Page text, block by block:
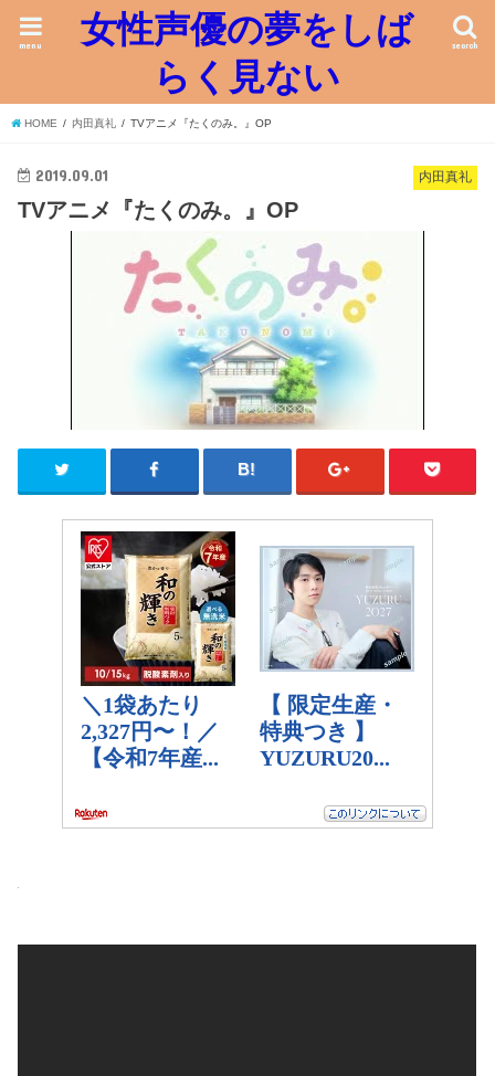
女性声優の夢をしば
らく見ない
search
menu
HOME 内田真礼 TVアニメ『たくのみ。』OP
内田真礼
2019.09.01
TVアニメ『たくのみ。』OP